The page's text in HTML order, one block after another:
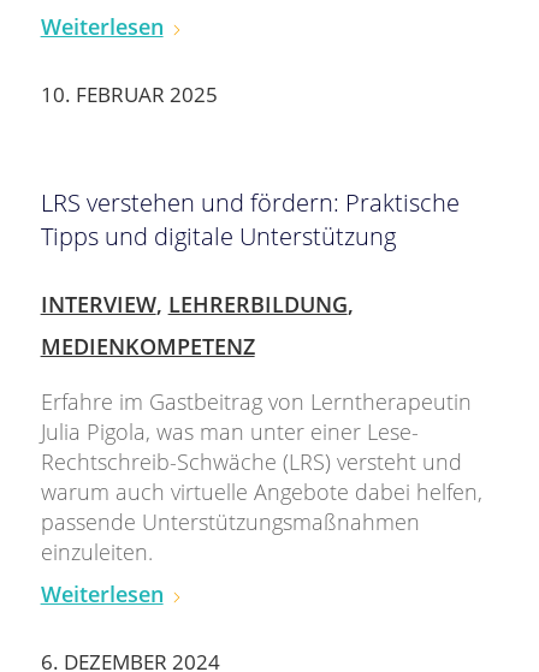
Weiterlesen
10. FEBRUAR 2025
LRS verstehen und fördern: Praktische
Tipps und digitale Unterstützung
INTERVIEW, LEHRERBILDUNG,
MEDIENKOMPETENZ
Erfahre im Gastbeitrag von Lerntherapeutin
Julia Pigola, was man unter einer Lese-
Rechtschreib-Schwäche (LRS) versteht und
warum auch virtuelle Angebote dabei helfen,
passende Unterstützungsmaßnahmen
einzuleiten.
Weiterlesen
6. DEZEMBER 2024